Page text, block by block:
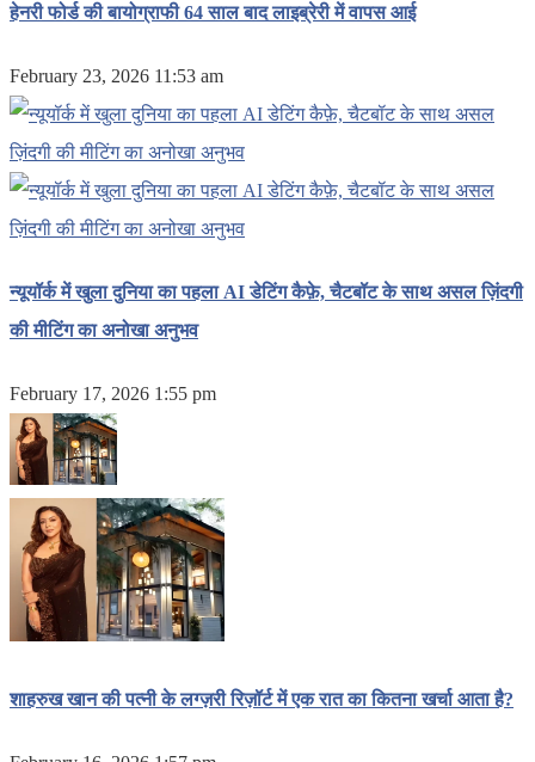
हेनरी फोर्ड की बायोग्राफी 64 साल बाद लाइब्रेरी में वापस आई
February 23, 2026 11:53 am
न्यूयॉर्क में खुला दुनिया का पहला AI डेटिंग कैफ़े, चैटबॉट के साथ असल ज़िंदगी
की मीटिंग का अनोखा अनुभव
February 17, 2026 1:55 pm
शाहरुख खान की पत्नी के लग्ज़री रिज़ॉर्ट में एक रात का कितना खर्चा आता है?